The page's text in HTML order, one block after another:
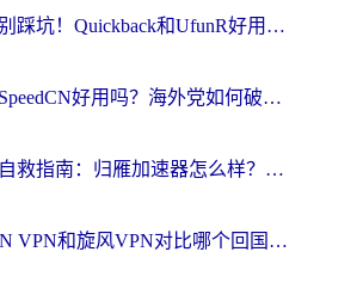
海外党别踩坑！Quickback和UfunR好用吗？选对回国加速器才能无缝刷国内资源
迅游和SpeedCN好用吗？海外党如何破解那道看不见的墙
海外党自救指南：归雁加速器怎么样？教你避开坑实现国内资源无缝访问
ChickCN VPN和旋风VPN对比哪个回国效果更好？海外用户的选择困境与出路